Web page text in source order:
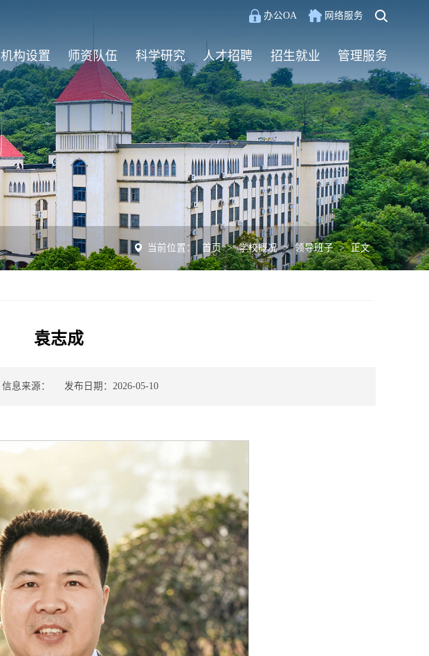
办公OA 网络服务
机构设置 师资队伍 科学研究 人才招聘 招生就业 管理服务
当前位置： 首页 > 学校概况 > 领导班子 > 正文
袁志成
信息来源： 发布日期：2026-05-10